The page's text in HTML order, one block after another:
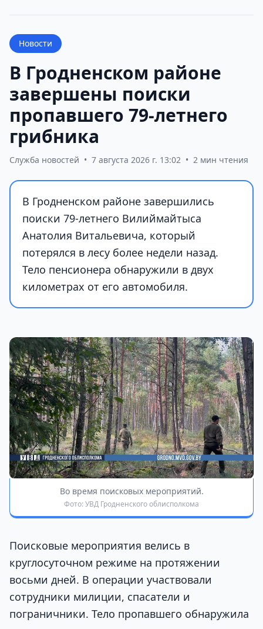
Новости
В Гродненском районе
завершены поиски
пропавшего 79-летнего
грибника
Служба новостей • 7 августа 2026 г. 13:02 • 2 мин чтения
В Гродненском районе завершились
поиски 79-летнего Вилиймайтыса
Анатолия Витальевича, который
потерялся в лесу более недели назад.
Тело пенсионера обнаружили в двух
километрах от его автомобиля.
Во время поисковых мероприятий.
Фото: УВД Гродненского облисполкома
Поисковые мероприятия велись в
круглосуточном режиме на протяжении
восьми дней. В операции участвовали
сотрудники милиции, спасатели и
пограничники. Тело пропавшего обнаружила